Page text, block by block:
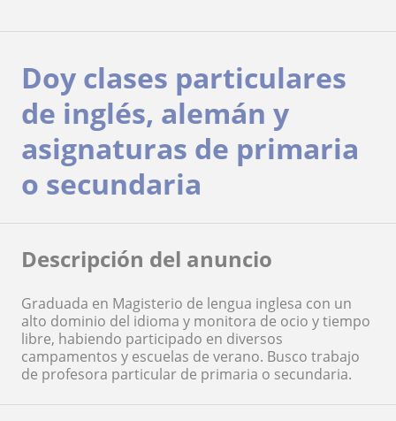
Doy clases particulares
de inglés, alemán y
asignaturas de primaria
o secundaria
Descripción del anuncio
Graduada en Magisterio de lengua inglesa con un
alto dominio del idioma y monitora de ocio y tiempo
libre, habiendo participado en diversos
campamentos y escuelas de verano. Busco trabajo
de profesora particular de primaria o secundaria.